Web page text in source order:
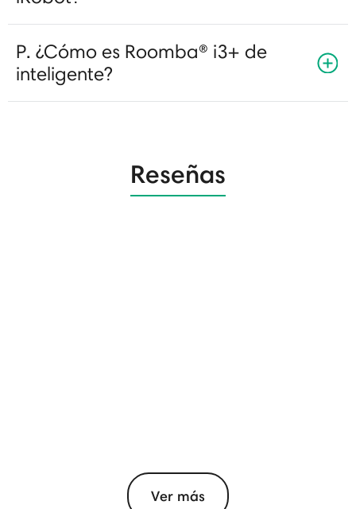
P. ¿Cómo es Roomba® i3+ de
inteligente?
Reseñas
Ver más